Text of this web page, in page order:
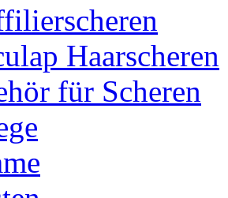
Haarscheren
für Scheren